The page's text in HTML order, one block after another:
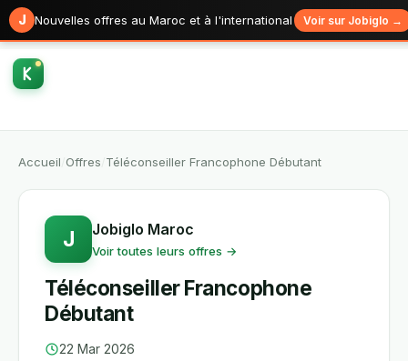
J Nouvelles offres au Maroc et à l'international Voir sur Jobiglo →
Accueil Offres Téléconseiller Francophone Débutant
J Jobiglo Maroc
Voir toutes leurs offres →
Téléconseiller Francophone
Débutant
22 Mar 2026